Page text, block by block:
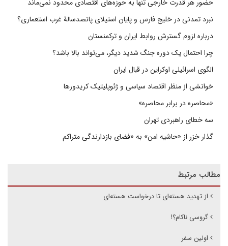
حضور هر قدرت خارجی تنها به حوزه‌های اقتصادی محدود نمی‌ماند
نبرد تمدنی در خلیج فارس و پایان استیلای پانصدسالۀ غرب استعماری؟
درباره لزوم گسترش روابط ایران و ترکمنستان
چرا احتمال یک دوره جنگ شدید دیگر، می‌تواند بالا باشد؟
الگوی اسرائیلی اوکراین در قبال ایران
خوانشی از منظر اقتصاد سیاسی و ژئوپلیتیک کریدورها
«محاصره در برابر محاصره»
سه خطای راهبردی تهران
گذار خزر از «حاشیه امن» به «فضای بازدارندگی متراکم
مطالب مرتبط
از تهدید هسته‌ای تا درخواست هسته‌ای
گروسی ناکام؟!
اولین سفر